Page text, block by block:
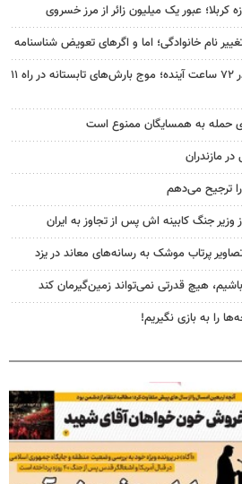
کربلا؛ عبور یک میلیون زائر از مرز خسروی
نام خانوادگی؛ اما و اگرهای تعویض شناسنامه
وضعیت جوی کشور در ۷۲ ساعت آینده؛ موج بارش‌های تابستانه در راه ۱۱
حمله به همسایگان ممنوع است
مازندران
را ترجیح می‌دهم
جنگ کابینه اش پس از تجاوز به ایران
پرتاب موشک به رسانه‌های معاند در یزد
هیچ قدرتی نمی‌تواند زمین‌گیرمان کند
را به بازی نگیریم!